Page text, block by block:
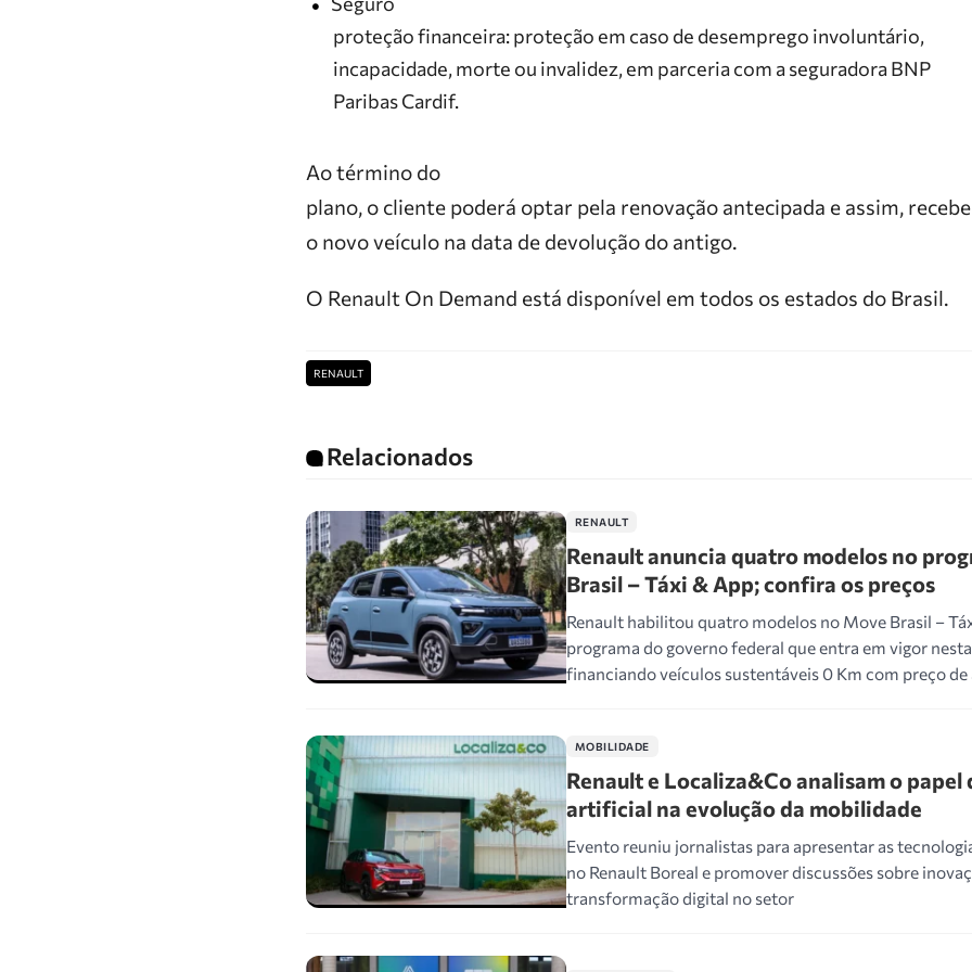
proteção financeira: proteção em caso de desemprego involuntário,
incapacidade, morte ou invalidez, em parceria com a seguradora BNP
Paribas Cardif.
Ao término do
plano, o cliente poderá optar pela renovação antecipada e assim,
o novo veículo na data de devolução do antigo.
O Renault On Demand está disponível em todos os estados do Brasil.
RENAULT
Relacionados
RENAULT
Renault anuncia quatro modelos no
Brasil – Táxi & App; confira os preços
Renault habilitou quatro modelos no Move Brasil –
programa do governo federal que entra em vigor
financiando veículos sustentáveis 0 Km com preço de
MOBILIDADE
Renault e Localiza&Co analisam o
artificial na evolução da mobilidade
Evento reuniu jornalistas para apresentar as
no Renault Boreal e promover discussões sobre
transformação digital no setor